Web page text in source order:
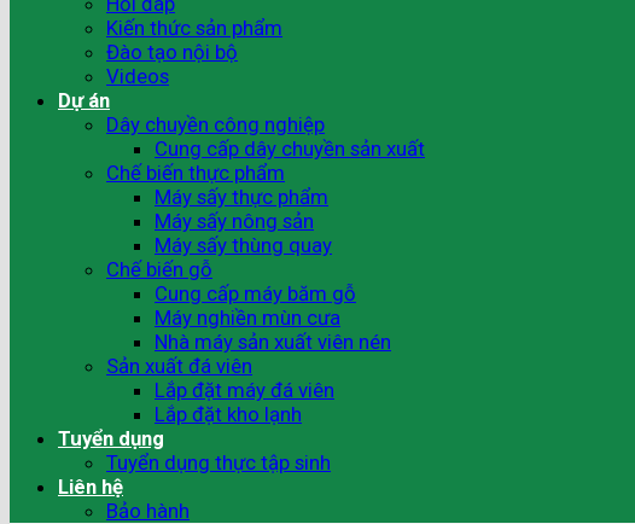
Kiến thức sản phẩm
Đào tạo nội bộ
Videos
Dự án
Dây chuyền công nghiệp
Cung cấp dây chuyền sản xuất
Chế biến thực phẩm
Máy sấy thực phẩm
Máy sấy nông sản
Máy sấy thùng quay
Chế biến gỗ
Cung cấp máy băm gỗ
Máy nghiền mùn cưa
Nhà máy sản xuất viên nén
Sản xuất đá viên
Lắp đặt máy đá viên
Lắp đặt kho lạnh
Tuyển dụng
Tuyển dụng thực tập sinh
Liên hệ
Bảo hành